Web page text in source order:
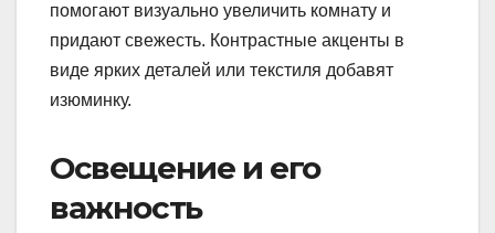
помогают визуально увеличить комнату и
придают свежесть. Контрастные акценты в
виде ярких деталей или текстиля добавят
изюминку.
Освещение и его
важность